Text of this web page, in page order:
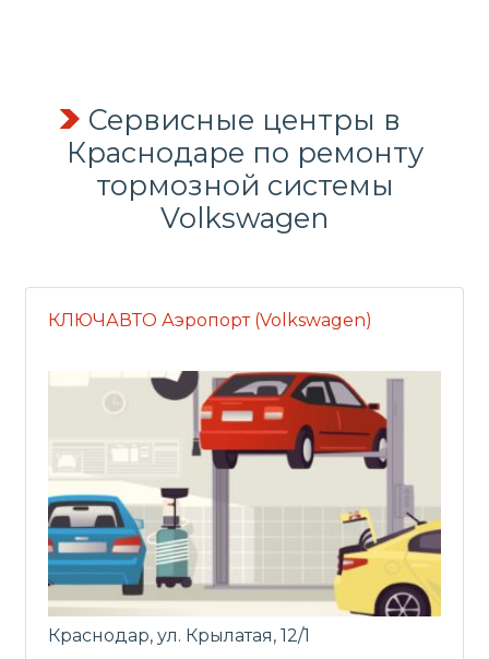
Сервисные центры в
Краснодаре по ремонту
тормозной системы
Volkswagen
КЛЮЧАВТО Аэропорт (Volkswagen)
Краснодар, ул. Крылатая, 12/1